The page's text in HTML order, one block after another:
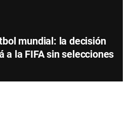
mundial: la decisión
a la FIFA sin selecciones